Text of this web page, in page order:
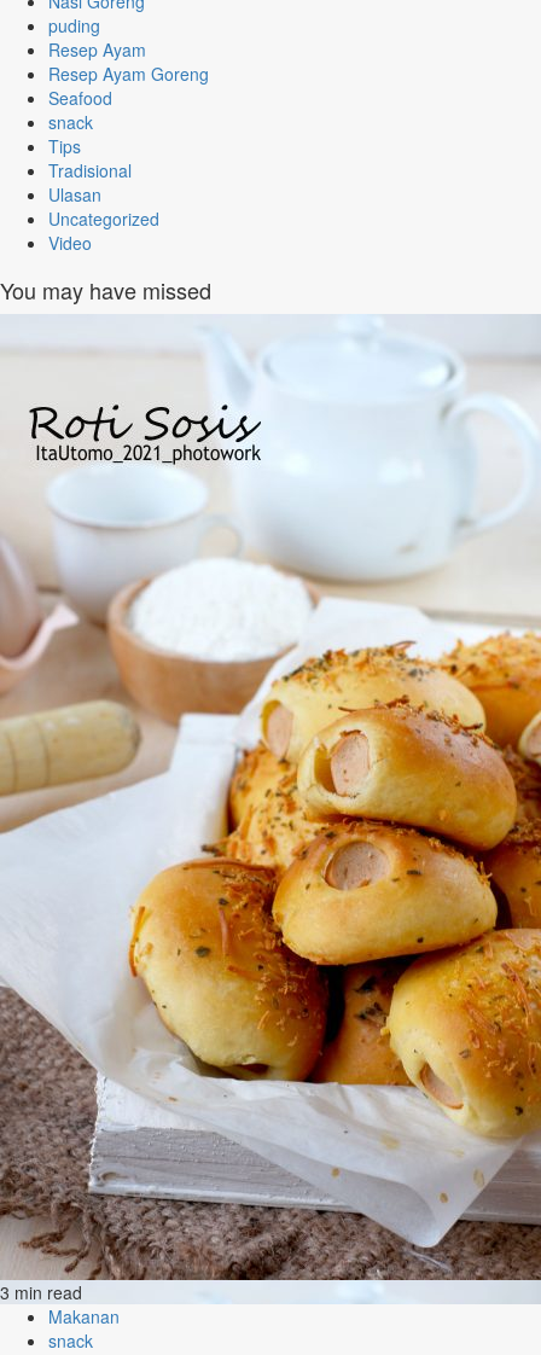
puding
Resep Ayam
Resep Ayam Goreng
Seafood
snack
Tips
Tradisional
Ulasan
Uncategorized
Video
You may have missed
3 min read
Makanan
snack